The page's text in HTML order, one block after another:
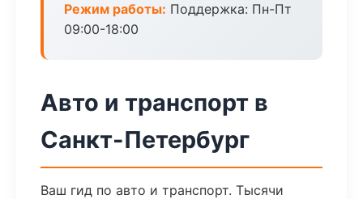
Режим работы: Поддержка: Пн-Пт
09:00-18:00
Авто и транспорт в
Санкт-Петербург
Ваш гид по авто и транспорт. Тысячи